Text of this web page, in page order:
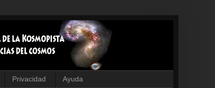
Privacidad Ayuda